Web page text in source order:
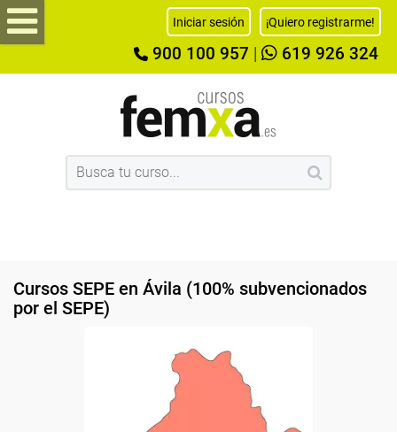
Iniciar sesión ¡Quiero registrarme!
900 100 957 619 926 324
Cursos SEPE en Ávila (100% subvencionados
por el SEPE)